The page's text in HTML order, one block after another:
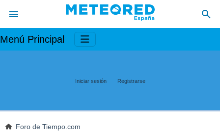
Menú Principal
Iniciar sesión Registrarse
Foro de Tiempo.com